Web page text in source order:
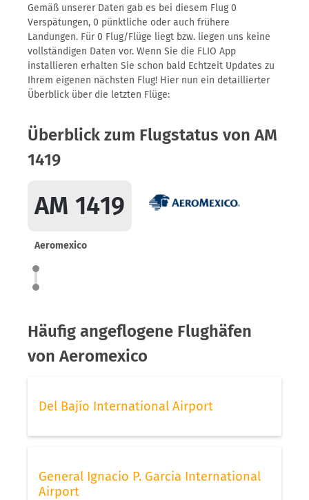
Gemäß unserer Daten gab es bei diesem Flug 0
Verspätungen, 0 pünktliche oder auch frühere
Landungen. Für 0 Flug/Flüge liegt bzw. liegen uns keine
vollständigen Daten vor. Wenn Sie die FLIO App
installieren erhalten Sie schon bald Echtzeit Updates zu
Ihrem eigenen nächsten Flug! Hier nun ein detaillierter
Überblick über die letzten Flüge:
Überblick zum Flugstatus von AM
1419
AM 1419
Aeromexico
Häufig angeflogene Flughäfen
von Aeromexico
Del Bajío International Airport
General Ignacio P. Garcia International
Airport